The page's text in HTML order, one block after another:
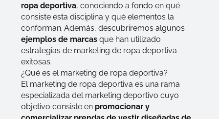
ropa deportiva, conociendo a fondo en qué
consiste esta disciplina y qué elementos la
conforman. Además, descubriremos algunos
ejemplos de marcas que han utilizado
estrategias de marketing de ropa deportiva
exitosas.
¿Qué es el marketing de ropa deportiva?
El marketing de ropa deportiva es una rama
especializada del marketing deportivo cuyo
objetivo consiste en promocionar y